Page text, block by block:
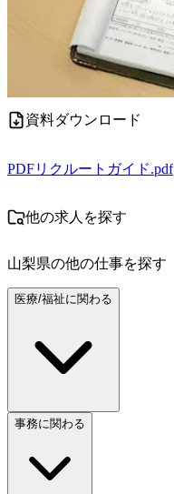
資料ダウンロード
PDFリクルートガイド.pdf
他の求人を探す
山梨県の他の仕事を探す
医療/福祉に関わる
事務に関わる